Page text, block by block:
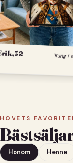
52 "Kung i
HOVETS
Honom Henne